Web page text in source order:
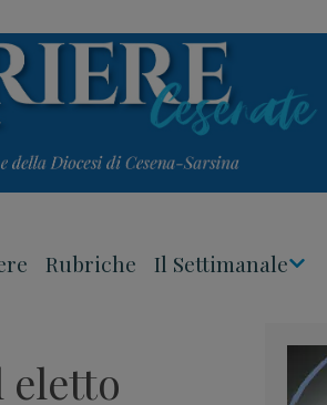
Rubriche Il Settimanale
eletto